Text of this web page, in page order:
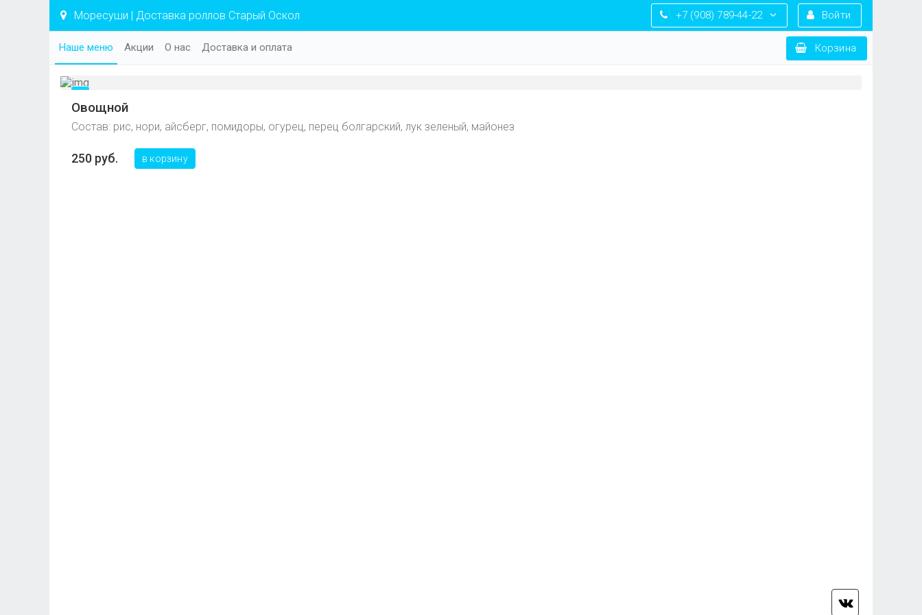
Войти
+7 (908) 789-44-22
Моресуши | Доставка роллов Старый Оскол
Корзина
Наше меню Акции О нас Доставка и оплата
Овощной
Состав: рис, нори, айсберг, помидоры, огурец, перец болгарский, лук зеленый, майонез
250 руб. в корзину